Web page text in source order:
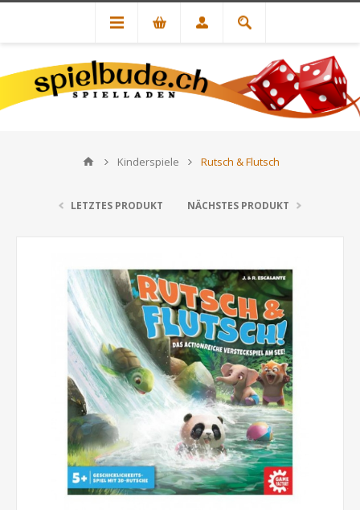
Kinderspiele Rutsch & Flutsch
LETZTES PRODUKT NÄCHSTES PRODUKT